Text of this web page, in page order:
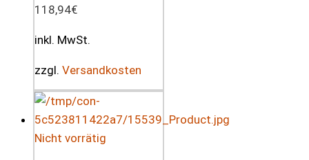
118,94€
inkl. MwSt.
zzgl. Versandkosten
Nicht vorrätig